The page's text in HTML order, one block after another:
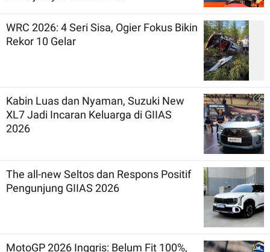
WRC 2026: 4 Seri Sisa, Ogier Fokus Bikin
Rekor 10 Gelar
Kabin Luas dan Nyaman, Suzuki New
XL7 Jadi Incaran Keluarga di GIIAS
2026
The all-new Seltos dan Respons Positif
Pengunjung GIIAS 2026
MotoGP 2026 Inggris: Belum Fit 100%,